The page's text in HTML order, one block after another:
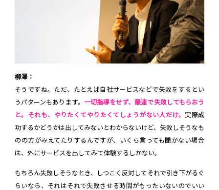
柳澤：
そうですね。ただ、たとえば自社サービスなどで失敗をするとい
うパターンもあります。 一切指導をせず、最速で失敗してもらおう
と。それも、やりたくてやりたくてしょうがない人だけ。実際成
功するかどうかは出してみないとわからないけど、失敗しそうなも
のの方がみえてたりするんですが、いくら言っても聞かない場合
は、外にサービスを出してみて体験するしかない。
もちろん失敗しそうなとき、しつこく反対してそれで引き下がるぐ
らいなら、それはそれで失敗させる時間がもったいないのでいい